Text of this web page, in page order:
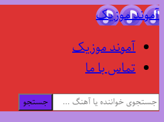
آموند موزیک
آموند موزیک
تماس با ما
جستجو